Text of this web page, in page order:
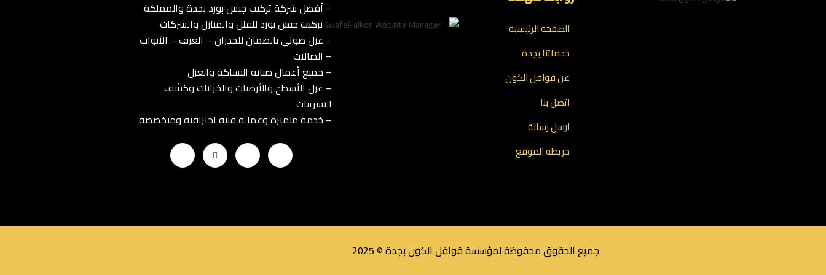
الصفحة الرئيسية
خدماتنا بجدة
عن قوافل الكون
اتصل بنا
ارسل رسالة
خريطة الموقع
– أفضل شركة تركيب جبس بورد بجدة والمملكة
– تركيب جبس بورد للفلل والمنازل والشركات
– عزل صوتى بالضمان للجدران – الغرف – الأبواب
– الصالات
– جميع أعمال صيانة السباكة والعزل
– عزل الأسطح والأرضيات والخزانات وكشف
التسريبات
– خدمة متميزة وعمالة فنية احترافية ومتخصصة
جميع الحقوق محفوظة لمؤسسة قوافل الكون بجدة © 2025